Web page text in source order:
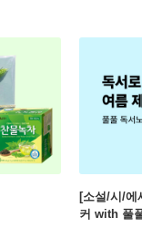
[소설/시/에
커 with 풀